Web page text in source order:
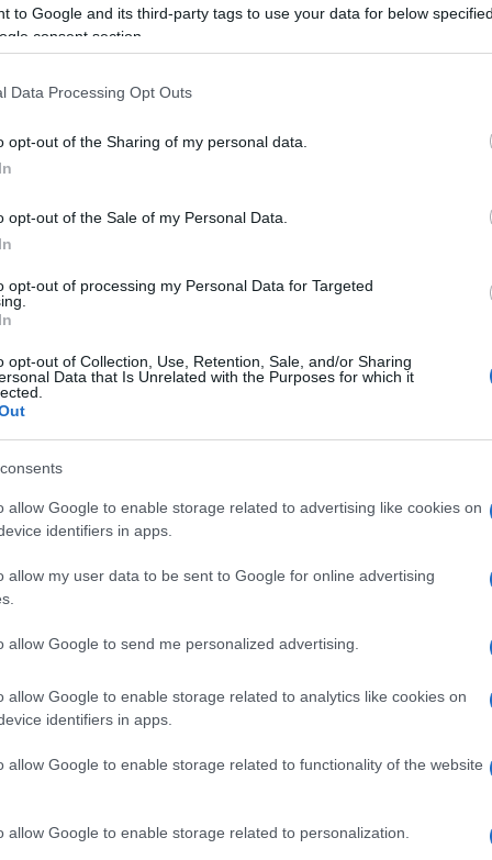
to Google and its third-party tags to use your data for below
consent section.
Data Processing Opt Outs
opt-out of the Sharing of my personal data.
opt-out of the Sale of my Personal Data.
opt-out of processing my Personal Data for Targeted
opt-out of Collection, Use, Retention, Sale, and/or Sharing
Data that Is Unrelated with the Purposes for which it
allow Google to enable storage related to advertising like cookies on
identifiers in apps.
allow my user data to be sent to Google for online advertising
allow Google to send me personalized advertising.
allow Google to enable storage related to analytics like cookies on
identifiers in apps.
allow Google to enable storage related to functionality of the website
allow Google to enable storage related to personalization.
al gioco tramite un link specifico o trovare
il bot a inviare messaggi, si collega il
i saldi bonus e si inizia a giocare cliccando
ed esplorano le varie regioni di Odom per reclutare
ai Warlock. Le azioni principali includono: